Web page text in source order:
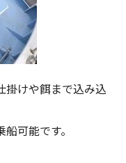
掛けや餌まで込み込
可能です。